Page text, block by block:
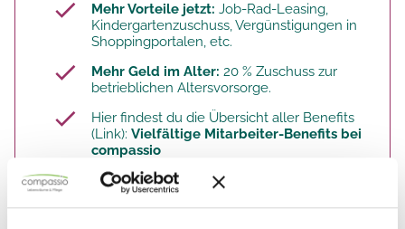
Mehr Vorteile jetzt: Job-Rad-Leasing,
Kindergartenzuschuss, Vergünstigungen in
Shoppingportalen, etc.
Mehr Geld im Alter: 20 % Zuschuss zur
betrieblichen Altersvorsorge.​
Hier findest du die Übersicht aller Benefits
(Link): Vielfältige Mitarbeiter-Benefits bei
compassio